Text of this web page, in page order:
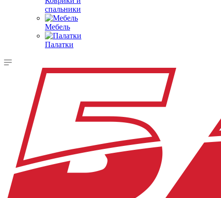
спальники
Мебель
Палатки